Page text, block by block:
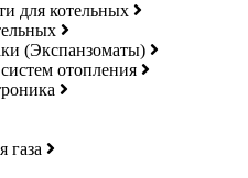
для котельных
(Экспанзоматы)
отопления
газа